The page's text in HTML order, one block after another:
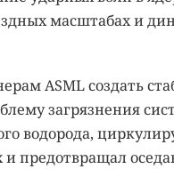
масштабах и
ASML создать
загрязнения
водорода,
предотвращал